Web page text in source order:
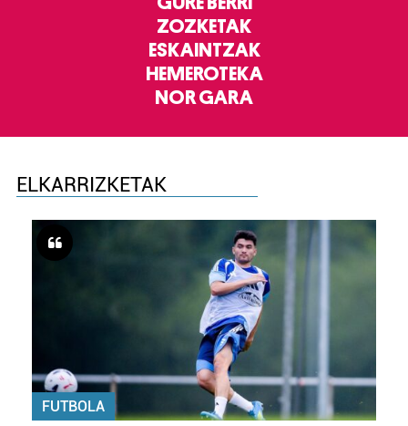
ZOZKETAK
ESKAINTZAK
HEMEROTEKA
NOR GARA
ELKARRIZKETAK
FUTBOLA